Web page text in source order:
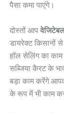
पैसा कमा पाएंगे।
दोस्तों आप
डायरेक्ट किसानों
हॉल सेलिंग का
सब्जिया कैरट के
बड़ा काम करेंगे
के रूप में भी काम